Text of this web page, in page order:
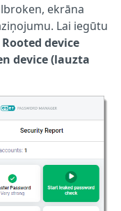
ekrāna
Lai iegūtu
Rooted device
device (lauzta